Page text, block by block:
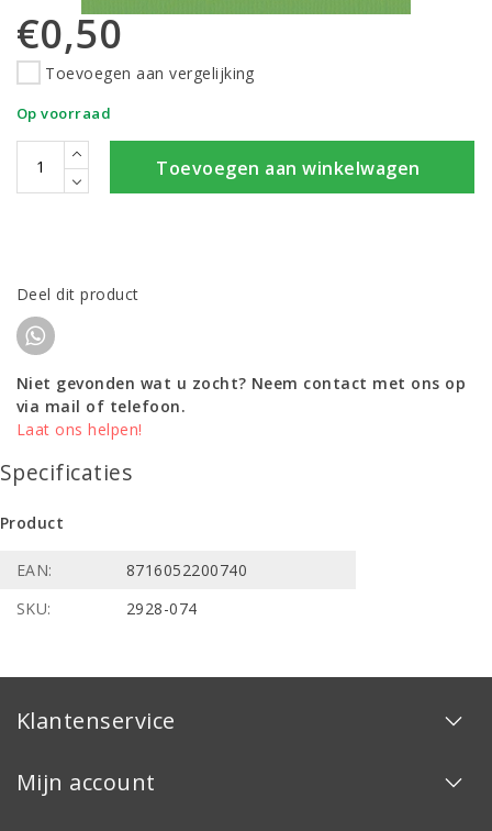
€0,50
Toevoegen aan vergelijking
Op voorraad
Toevoegen aan winkelwagen
Deel dit product
Niet gevonden wat u zocht? Neem contact met ons op
via mail of telefoon.
Laat ons helpen!
Specificaties
Product
EAN:
8716052200740
SKU:
2928-074
Klantenservice
Mijn account